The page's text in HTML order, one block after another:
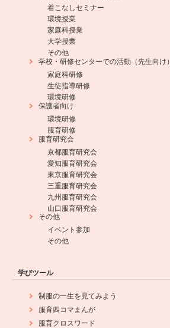
着こなしセミナー
環境授業
家庭科授業
大学授業
その他
学校・研修センターでの活動（先生向け）
家庭科研修
生徒指導研修
環境研修
保護者向け
環境研修
服育研修
服育研究会
京都服育研究会
愛知服育研究会
東京服育研究会
三重服育研究会
九州服育研究会
山口服育研究会
その他
イベント参加
その他
学びツール
制服の一生を見てみよう
服育四コマまんが
服育クロスワード